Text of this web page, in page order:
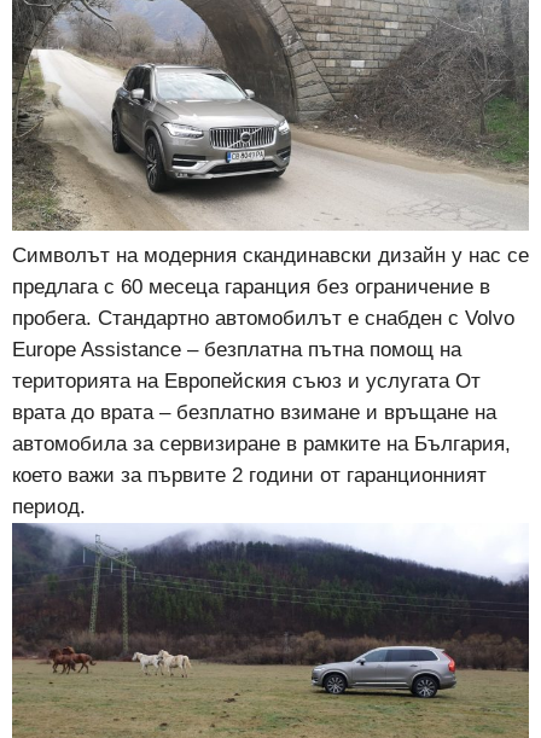
Символът на модерния скандинавски дизайн у нас се
предлага с 60 месеца гаранция без ограничение в
пробега. Стандартно автомобилът е снабден с Volvo
Europe Assistance – безплатна пътна помощ на
територията на Европейския съюз и услугата От
врата до врата – безплатно взимане и връщане на
автомобила за сервизиране в рамките на България,
което важи за първите 2 години от гаранционният
период.